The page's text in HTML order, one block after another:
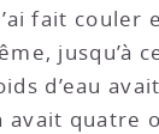
fait couler
jusqu’à
d’eau
quatre